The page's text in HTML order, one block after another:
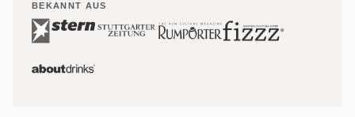
BEKANNT AUS